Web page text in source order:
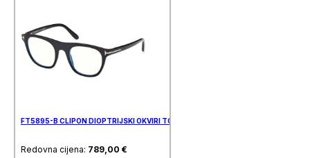
FT5895-B CLIPON DIOPTRIJSKI OKVIRI TOM FORD
Redovna cijena: 789,00 €